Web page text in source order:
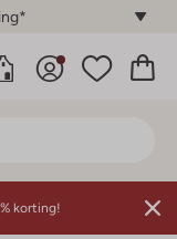
korting!